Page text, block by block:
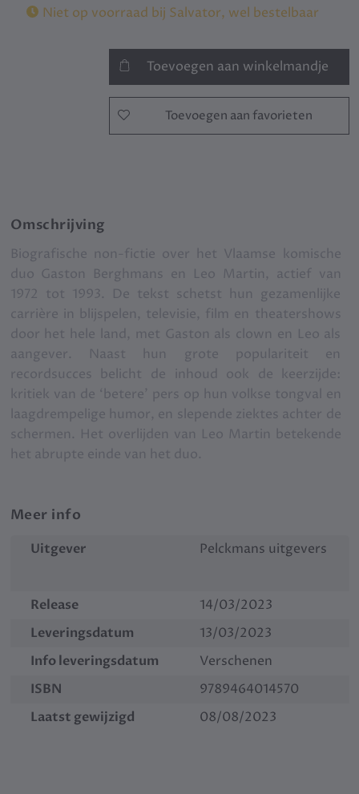
Niet op voorraad bij Salvator, wel bestelbaar
Toevoegen aan winkelmandje
Toevoegen aan favorieten
Omschrijving
Biografische non-fictie over het Vlaamse komische
duo Gaston Berghmans en Leo Martin, actief van
1972 tot 1993. De tekst schetst hun gezamenlijke
carrière in blijspelen, televisie, film en theatershows
door het hele land, met Gaston als clown en Leo als
aangever. Naast hun grote populariteit en
recordsucces belicht de inhoud ook de keerzijde:
kritiek van de ‘betere’ pers op hun volkse tongval en
laagdrempelige humor, en slepende ziektes achter de
schermen. Het overlijden van Leo Martin betekende
het abrupte einde van het duo.
Meer info
Uitgever Pelckmans uitgevers
Release
14/03/2023
Leveringsdatum
13/03/2023
Info leveringsdatum
Verschenen
ISBN
9789464014570
Laatst gewijzigd
08/08/2023